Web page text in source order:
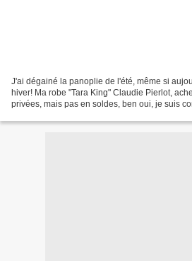
J'ai dégainé la panoplie de l'été, même si
hiver! Ma robe "Tara King" Claudie Pierlot,
privées, mais pas en soldes, ben oui, je suis